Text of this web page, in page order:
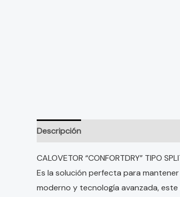
Descripción
CALOVETOR “CONFORTDRY” TIPO
Es la solución perfecta para
moderno y tecnología avanzada,